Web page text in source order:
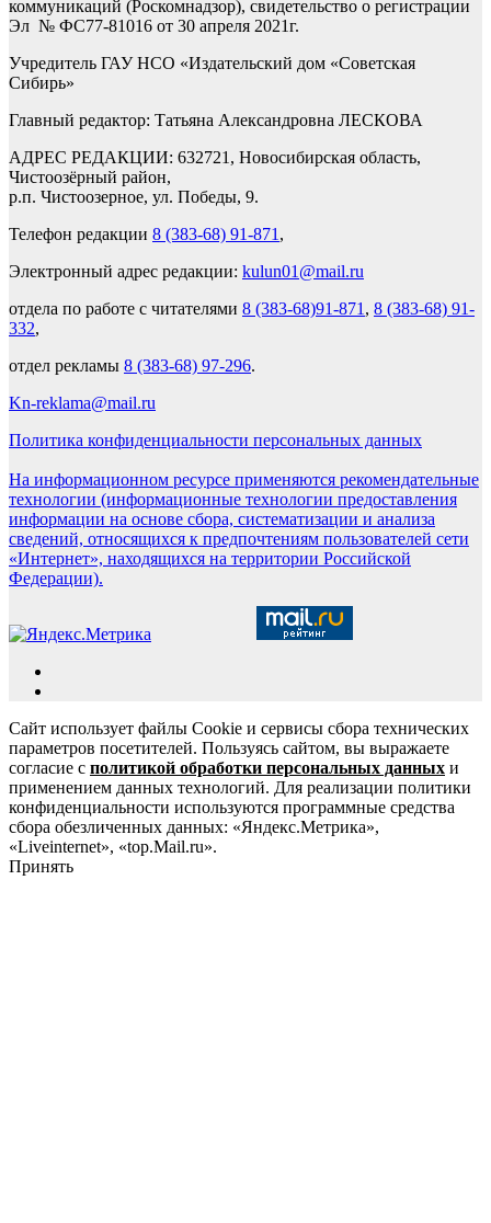
коммуникаций (Роскомнадзор), свидетельство о регистрации
Эл № ФС77-81016 от 30 апреля 2021г.
Учредитель ГАУ НСО «Издательский дом «Советская
Сибирь»
Главный редактор: Татьяна Александровна ЛЕСКОВА
АДРЕС РЕДАКЦИИ: 632721, Новосибирская область,
Чистоозёрный район,
р.п. Чистоозерное, ул. Победы, 9.
Телефон редакции 8 (383-68) 91-871 ,
Электронный адрес редакции: kulun01@mail.ru
отдела по работе с читателями 8 (383-68)91-871 , 8 (383-68) 91-
332,
отдел рекламы 8 (383-68) 97-296.
Kn-reklama@mail.ru
Политика конфиденциальности персональных данных
На информационном ресурсе применяются рекомендательные
технологии (информационные технологии предоставления
информации на основе сбора, систематизации и анализа
сведений, относящихся к предпочтениям пользователей сети
«Интернет», находящихся на территории Российской
Федерации).
Сайт использует файлы Cookie и сервисы сбора технических
параметров посетителей. Пользуясь сайтом, вы выражаете
согласие с политикой обработки персональных данных и
применением данных технологий. Для реализации политики
конфиденциальности используются программные средства
сбора обезличенных данных: «Яндекс.Метрика»,
«Liveinternet», «top.Mail.ru».
Принять